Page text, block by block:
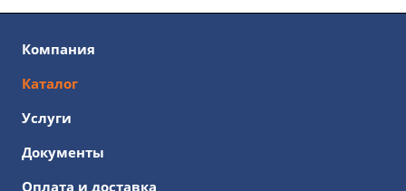
Компания
Каталог
Услуги
Документы
Оплата и доставка